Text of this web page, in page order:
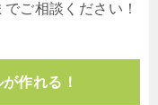
ご相談ください！
作れる！